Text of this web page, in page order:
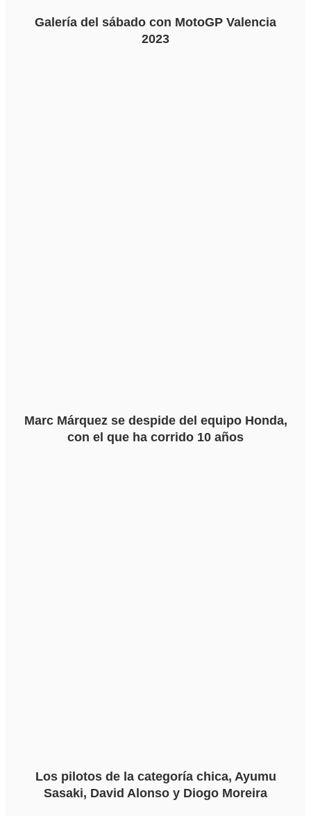
Galería del sábado con MotoGP Valencia
2023
Marc Márquez se despide del equipo Honda,
con el que ha corrido 10 años
Los pilotos de la categoría chica, Ayumu
Sasaki, David Alonso y Diogo Moreira